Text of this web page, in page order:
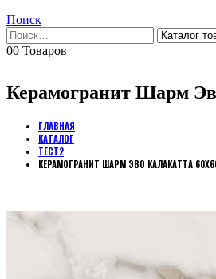
Поиск
00 Товаров
Керамогранит Шарм
ГЛАВНАЯ
КАТАЛОГ
ТЕСТ2
КЕРАМОГРАНИТ ШАРМ ЭВО КАЛАКАТТА